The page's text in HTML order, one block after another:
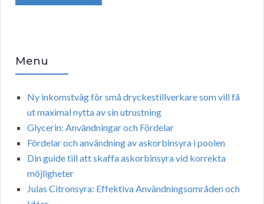
Menu
Ny inkomstväg för små dryckestillverkare som vill få
ut maximal nytta av sin utrustning
Glycerin: Användningar och Fördelar
Fördelar och användning av askorbinsyra i poolen
Din guide till att skaffa askorbinsyra vid korrekta
möjligheter
Julas Citronsyra: Effektiva Användningsområden och